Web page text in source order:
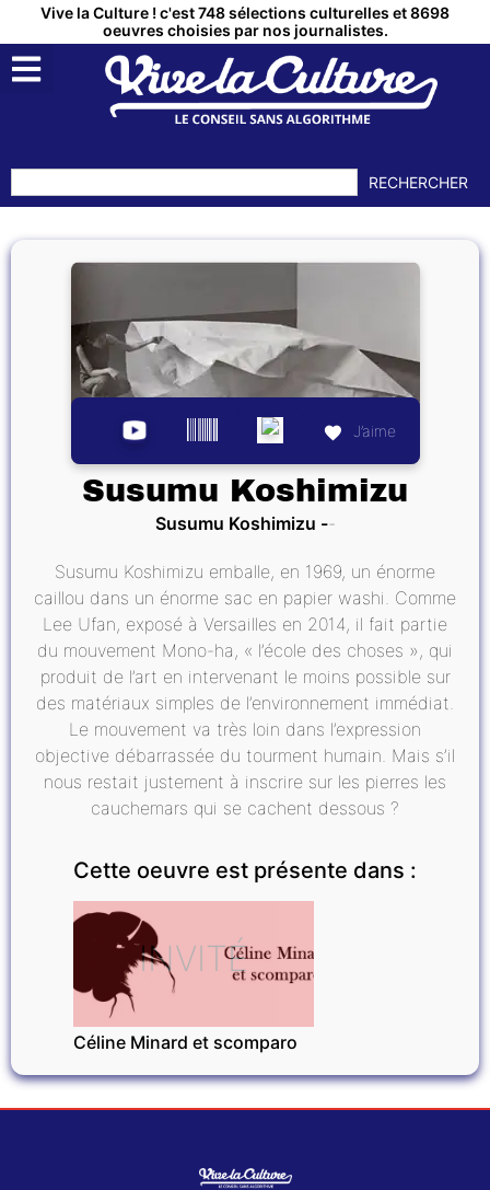
Vive la Culture ! c'est 748 sélections culturelles et 8698
oeuvres choisies par nos journalistes.
RECHERCHER
J’aime
Susumu Koshimizu
Susumu Koshimizu
Susumu Koshimizu emballe, en 1969, un énorme
caillou dans un énorme sac en papier washi. Comme
Lee Ufan, exposé à Versailles en 2014, il fait partie
du mouvement Mono-ha, « l’école des choses », qui
produit de l’art en intervenant le moins possible sur
des matériaux simples de l’environnement immédiat.
Le mouvement va très loin dans l’expression
objective débarrassée du tourment humain. Mais s’il
nous restait justement à inscrire sur les pierres les
cauchemars qui se cachent dessous ?
Cette oeuvre est présente dans :
INVITÉ
Céline Minard et scomparo